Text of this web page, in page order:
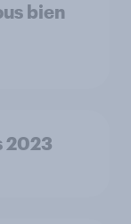
bien
2023